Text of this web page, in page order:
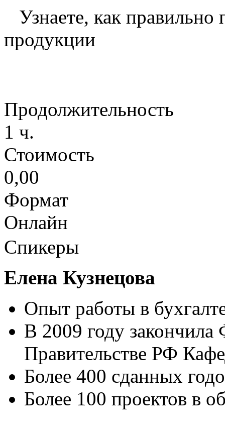
Узнаете, как правильно
продукции
Продолжительность
1 ч.
Стоимость
0,00
Формат
Онлайн
Спикеры
Елена Кузнецова
Опыт работы в
В 2009 году
Правительстве РФ
Более 400 сданных
Более 100 проектов в